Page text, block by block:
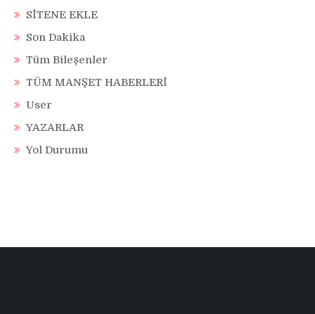
SİTENE EKLE
Son Dakika
Tüm Bileşenler
TÜM MANŞET HABERLERİ
User
YAZARLAR
Yol Durumu